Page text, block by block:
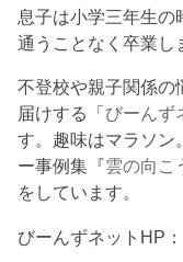
息子は小学三年生の
通うことなく卒業し
不登校や親子関係の
届けする「びーんず
す。趣味はマラソン
ー事例集『雲の向こ
をしています。
びーんずネットHP：